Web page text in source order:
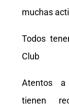
muchas
Todos
Club
Atentos a
tienen